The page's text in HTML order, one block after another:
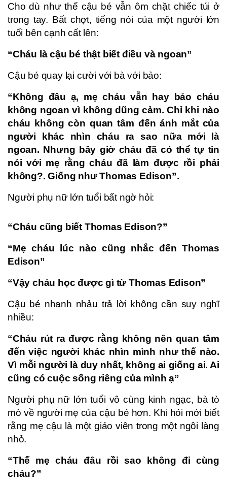
Cho dù như thế cậu bé vẫn ôm chặt chiếc túi ở
trong tay. Bất chợt, tiếng nói của một người lớn
tuổi bên cạnh cất lên:
“Cháu là cậu bé thật biết điều và ngoan”
Cậu bé quay lại cười với bà với bảo:
“Không đâu ạ, mẹ cháu vẫn hay bảo cháu
không ngoan vì không dũng cảm. Chỉ khi nào
cháu không còn quan tâm đến ánh mắt của
người khác nhìn cháu ra sao nữa mới là
ngoan. Nhưng bây giờ cháu đã có thể tự tin
nói với mẹ rằng cháu đã làm được rồi phải
không?. Giống như Thomas Edison”.
Người phụ nữ lớn tuổi bất ngờ hỏi:
“Cháu cũng biết Thomas Edison?”
“Mẹ cháu lúc nào cũng nhắc đến Thomas
Edison”
“Vậy cháu học được gì từ Thomas Edison”
Cậu bé nhanh nhảu trả lời không cần suy nghĩ
nhiều:
“Cháu rút ra được rằng không nên quan tâm
đến việc người khác nhìn mình như thế nào.
Vì mỗi người là duy nhất, không ai giống ai. Ai
cũng có cuộc sống riêng của mình ạ”
Người phụ nữ lớn tuổi vô cùng kinh ngạc, bà tò
mò về người mẹ của cậu bé hơn. Khi hỏi mới biết
rằng mẹ cậu là một giáo viên trong một ngôi làng
nhỏ.
“Thế mẹ cháu đâu rồi sao không đi cùng
cháu?”